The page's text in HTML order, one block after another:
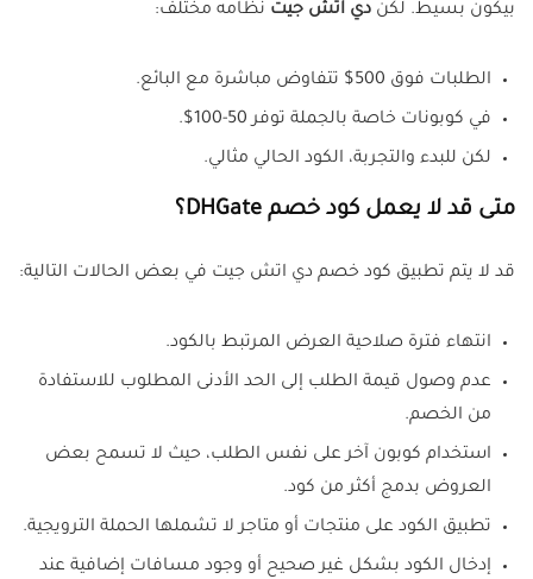
بيكون بسيط. لكن دي اتش جيت نظامه مختلف:
الطلبات فوق 500$ تتفاوض مباشرة مع البائع.
في كوبونات خاصة بالجملة توفر 50-100$.
لكن للبدء والتجربة، الكود الحالي مثالي.
متى قد لا يعمل كود خصم DHGate؟
قد لا يتم تطبيق كود خصم دي اتش جيت في بعض الحالات التالية:
انتهاء فترة صلاحية العرض المرتبط بالكود.
عدم وصول قيمة الطلب إلى الحد الأدنى المطلوب للاستفادة
من الخصم.
استخدام كوبون آخر على نفس الطلب، حيث لا تسمح بعض
العروض بدمج أكثر من كود.
تطبيق الكود على منتجات أو متاجر لا تشملها الحملة الترويجية.
إدخال الكود بشكل غير صحيح أو وجود مسافات إضافية عند